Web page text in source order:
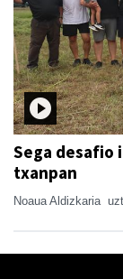
Sega desafio
txanpan
Noaua Aldizkaria